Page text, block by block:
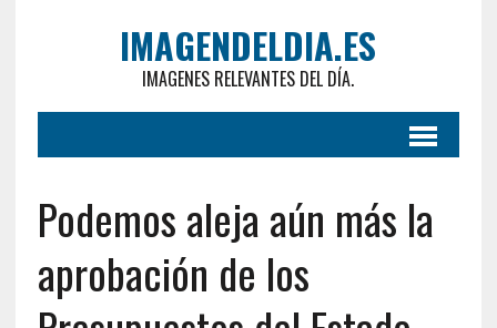
IMAGENDELDIA.ES
IMAGENES RELEVANTES DEL DÍA.
Podemos aleja aún más la
aprobación de los